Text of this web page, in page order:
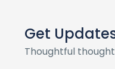
Get
Thoughtful